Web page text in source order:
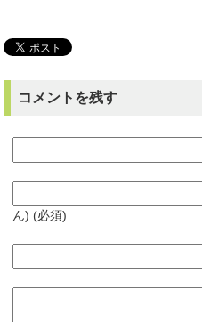
コメントを残す
ん) (必須)